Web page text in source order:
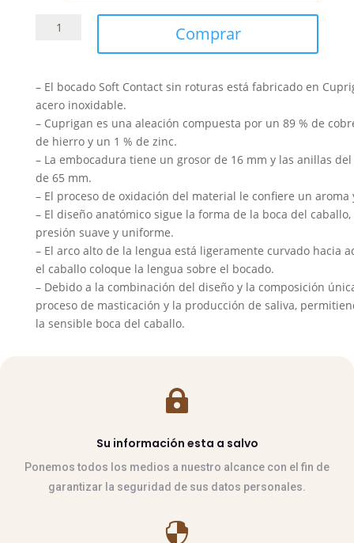
Filete
cantidad
Comprar
– El bocado Soft Contact sin roturas está fabricado en
acero inoxidable.
– Cuprigan es una aleación compuesta por un 89 % de
de hierro y un 1 % de zinc.
– La embocadura tiene un grosor de 16 mm y las anillas
de 65 mm.
– El proceso de oxidación del material le confiere un aroma
– El diseño anatómico sigue la forma de la boca del
presión suave y uniforme.
– El arco alto de la lengua está ligeramente curvado hacia
el caballo coloque la lengua sobre el bocado.
– Debido a la combinación del diseño y la composición
proceso de masticación y la producción de saliva,
la sensible boca del caballo.

Su información esta a salvo
Ponemos todos los medios a nuestro alcance con el fin de
garantizar la seguridad de sus datos personales.
